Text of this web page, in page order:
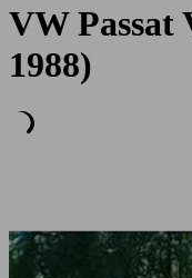
VW Passat
1988)